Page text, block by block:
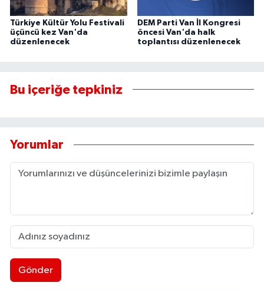
Türkiye Kültür Yolu Festivali
üçüncü kez Van'da
düzenlenecek
DEM Parti Van İl Kongresi
öncesi Van'da halk
toplantısı düzenlenecek
Bu içeriğe tepkiniz
Yorumlar
Gönder